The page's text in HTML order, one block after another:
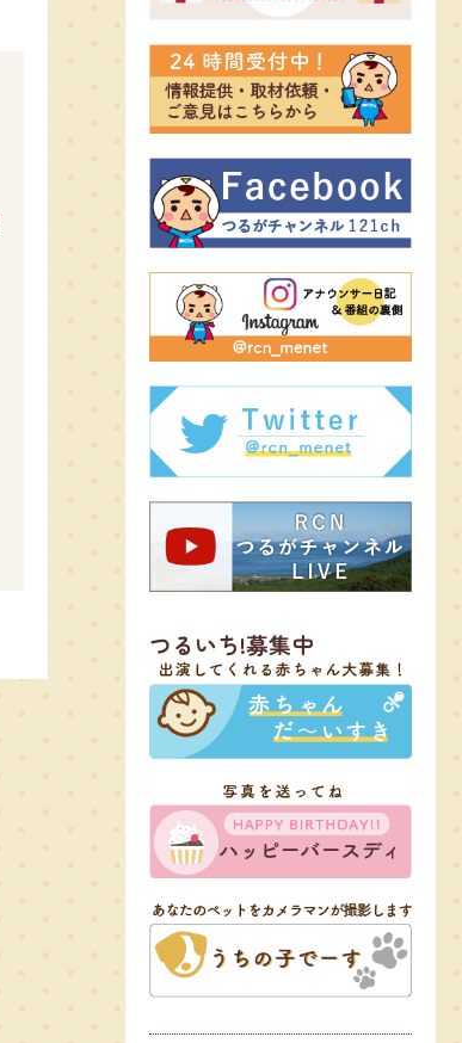
つるいち!募集中